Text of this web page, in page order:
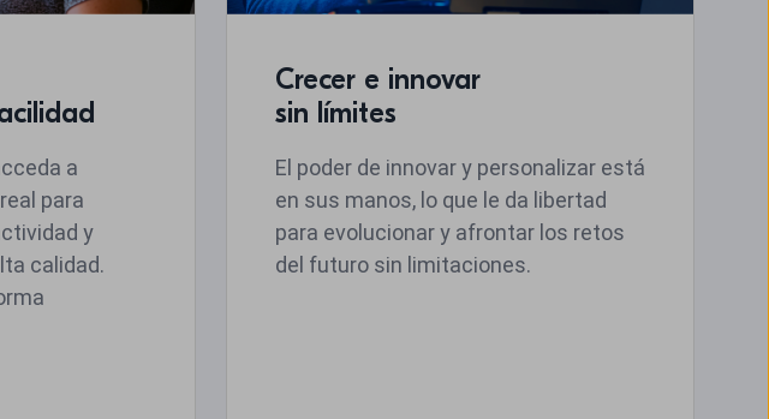
a
para
y
calidad.
Crecer e innovar
sin límites
El poder de innovar y personalizar está
en sus manos, lo que le da libertad
para evolucionar y afrontar los retos
del futuro sin limitaciones.